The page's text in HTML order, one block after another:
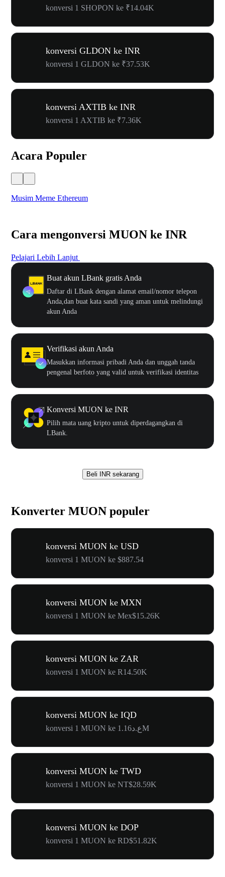
konversi 1 SHOPON ke ₹14.04K
konversi GLDON ke INR
konversi 1 GLDON ke ₹37.53K
konversi AXTIB ke INR
konversi 1 AXTIB ke ₹7.36K
Acara Populer
Musim Meme Ethereum
Cara mengonversi MUON ke INR
Pelajari Lebih Lanjut
Buat akun LBank gratis Anda
Daftar di LBank dengan alamat email/nomor telepon
Anda,dan buat kata sandi yang aman untuk melindungi
akun Anda
Verifikasi akun Anda
Masukkan informasi pribadi Anda dan unggah tanda
pengenal berfoto yang valid untuk verifikasi identitas
Konversi MUON ke INR
Pilih mata uang kripto untuk diperdagangkan di
LBank.
Beli INR sekarang
Konverter MUON populer
konversi MUON ke USD
konversi 1 MUON ke $887.54
konversi MUON ke MXN
konversi 1 MUON ke Mex$15.26K
konversi MUON ke ZAR
konversi 1 MUON ke R14.50K
konversi MUON ke IQD
konversi 1 MUON ke ع.د1.16M
konversi MUON ke TWD
konversi 1 MUON ke NT$28.59K
konversi MUON ke DOP
konversi 1 MUON ke RD$51.82K